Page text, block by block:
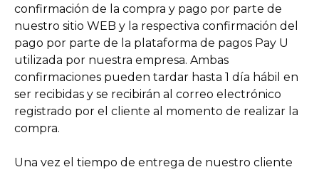
confirmación de la compra y pago por parte de
nuestro sitio WEB y la respectiva confirmación del
pago por parte de la plataforma de pagos Pay U
utilizada por nuestra empresa. Ambas
confirmaciones pueden tardar hasta 1 día hábil en
ser recibidas y se recibirán al correo electrónico
registrado por el cliente al momento de realizar la
compra.
Una vez el tiempo de entrega de nuestro cliente